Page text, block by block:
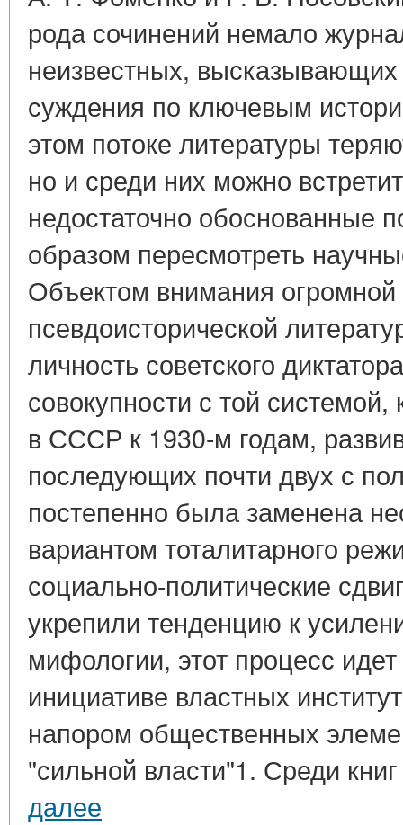
рода сочинений немало
неизвестных,
суждения по ключевым
этом потоке литературы
но и среди них можно
недостаточно обоснованные
образом пересмотреть
Объектом внимания огромной
псевдоисторической
личность советского
совокупности с той
в СССР к 1930-м годам,
последующих почти двух с
постепенно была заменена
вариантом тоталитарного
социально-политические
укрепили тенденцию к
мифологии, этот процесс
инициативе властных
напором общественных
"сильной власти"1. Среди
далее